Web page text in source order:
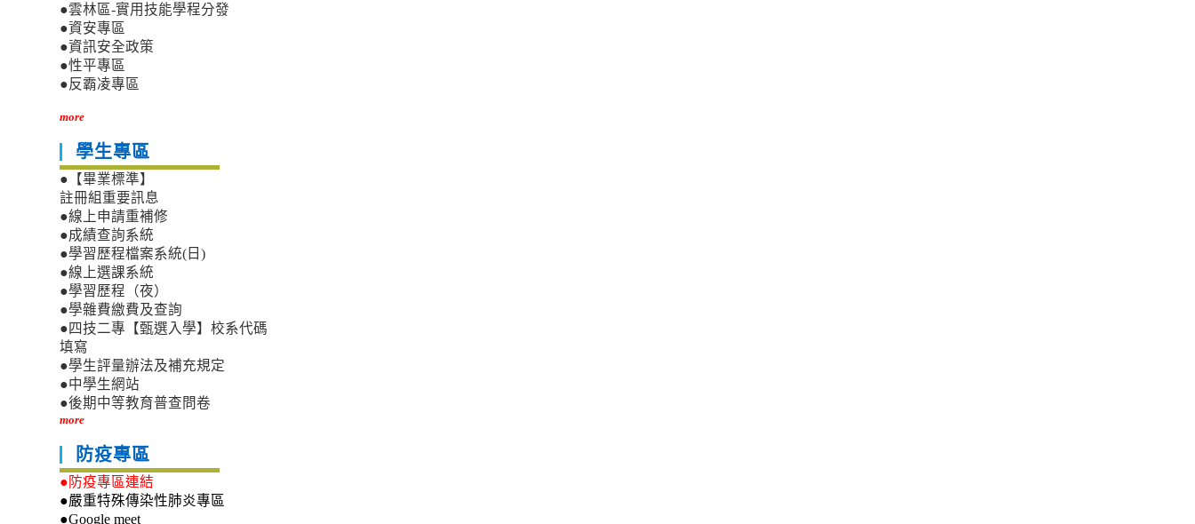
●雲林區-實用技能學程分發
●資安專區
●資訊安全政策
●性平專區
●反霸凌專區
more
學生專區
●【畢業標準】
註冊組重要訊息
●線上申請重補修
●成績查詢系統
●學習歷程檔案系統(日)
●線上選課系統
●學習歷程（夜）
●學雜費繳費及查詢
●四技二專【甄選入學】校系代碼
填寫
●學生評量辦法及補充規定
●中學生網站
●後期中等教育普查問卷
more
防疫專區
●防疫專區連結
●嚴重特殊傳染性肺炎專區
●Google meet